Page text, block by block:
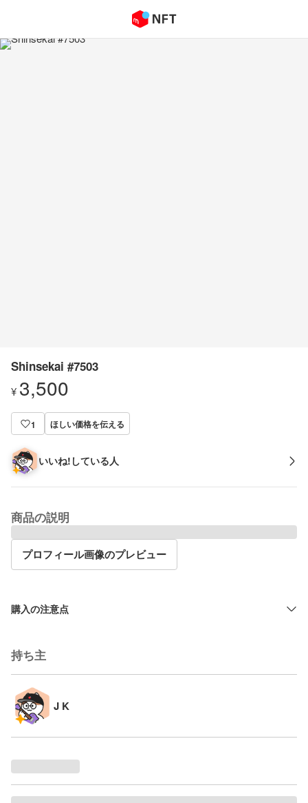
Shinsekai #7503
¥ 3,500
1 ほしい価格を伝える
いいね!している人
商品の説明
プロフィール画像のプレビュー
購入の注意点
持ち主
J K